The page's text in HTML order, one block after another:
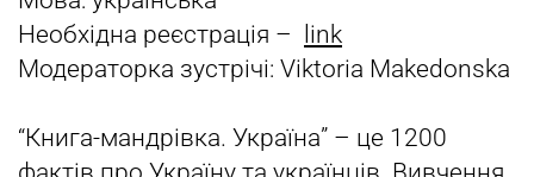
Необхідна реєстрація –
link
Модераторка зустрічі: Viktoria Makedonska
“Книга-мандрівка. Україна” – це 1200